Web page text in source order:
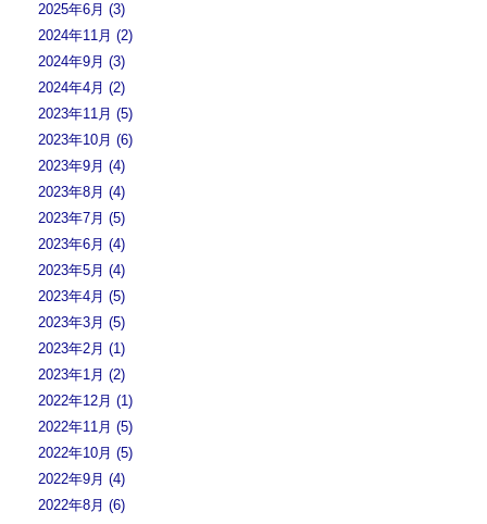
2025年6月 (3)
2024年11月 (2)
2024年9月 (3)
2024年4月 (2)
2023年11月 (5)
2023年10月 (6)
2023年9月 (4)
2023年8月 (4)
2023年7月 (5)
2023年6月 (4)
2023年5月 (4)
2023年4月 (5)
2023年3月 (5)
2023年2月 (1)
2023年1月 (2)
2022年12月 (1)
2022年11月 (5)
2022年10月 (5)
2022年9月 (4)
2022年8月 (6)